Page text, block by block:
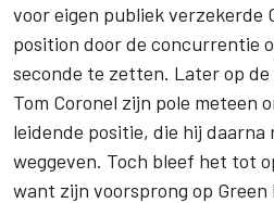
voor eigen publiek verzekerde
position door de concurrentie
seconde te zetten. Later op
Tom Coronel zijn pole meteen
leidende positie, die hij daarna
weggeven. Toch bleef het tot
want zijn voorsprong op